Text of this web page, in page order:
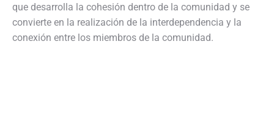
que desarrolla la cohesión dentro de la comunidad y se
convierte en la realización de la interdependencia y la
conexión entre los miembros de la comunidad.